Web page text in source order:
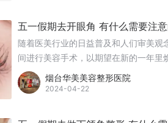
五一假期去开眼角 有什么需要注
随着医美行业的日益普及和人们审美观
间进行美容手术，以期望在新的一年里
采、更富立体感，成为了众多求美者的
理同样重要。下面，我们就来详细了
烟台华美美容整形医院
2024-04-22